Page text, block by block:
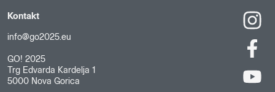
Kontakt
info@go2025.eu
GO! 2025
Trg Edvarda Kardelja 1
5000 Nova Gorica